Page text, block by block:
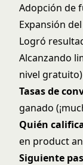
Adopción de
Expansión
Logró
Alcanzando
nivel gratuito)
Tasas de
ganado
Quién
en product
Siguiente